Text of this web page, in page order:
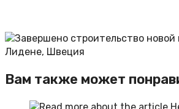
Вам также может